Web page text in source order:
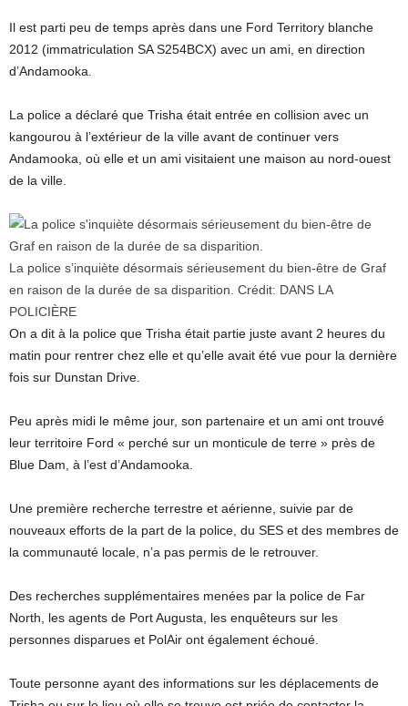
Il est parti peu de temps après dans une Ford Territory blanche
2012 (immatriculation SA S254BCX) avec un ami, en direction
d’Andamooka.
La police a déclaré que Trisha était entrée en collision avec un
kangourou à l’extérieur de la ville avant de continuer vers
Andamooka, où elle et un ami visitaient une maison au nord-ouest
de la ville.
La police s’inquiète désormais sérieusement du bien-être de Graf
en raison de la durée de sa disparition. Crédit: DANS LA
POLICIÈRE
On a dit à la police que Trisha était partie juste avant 2 heures du
matin pour rentrer chez elle et qu’elle avait été vue pour la dernière
fois sur Dunstan Drive.
Peu après midi le même jour, son partenaire et un ami ont trouvé
leur territoire Ford « perché sur un monticule de terre » près de
Blue Dam, à l’est d’Andamooka.
Une première recherche terrestre et aérienne, suivie par de
nouveaux efforts de la part de la police, du SES et des membres de
la communauté locale, n’a pas permis de le retrouver.
Des recherches supplémentaires menées par la police de Far
North, les agents de Port Augusta, les enquêteurs sur les
personnes disparues et PolAir ont également échoué.
Toute personne ayant des informations sur les déplacements de